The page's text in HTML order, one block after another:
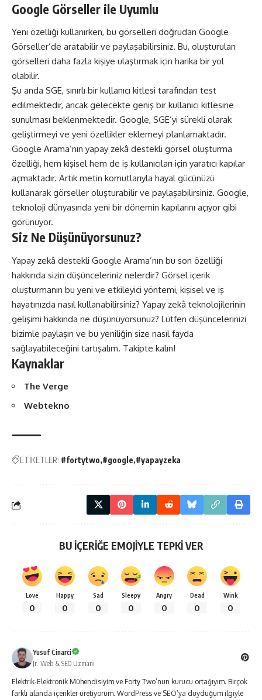
Google Görseller ile Uyumlu
Yeni özelliği kullanırken, bu görselleri doğrudan Google
Görseller’de aratabilir ve paylaşabilirsiniz. Bu, oluşturulan
görselleri daha fazla kişiye ulaştırmak için harika bir yol
olabilir.
Şu anda SGE, sınırlı bir kullanıcı kitlesi tarafından test
edilmektedir, ancak gelecekte geniş bir kullanıcı kitlesine
sunulması beklenmektedir. Google, SGE’yi sürekli olarak
geliştirmeyi ve yeni özellikler eklemeyi planlamaktadır.
Google Arama’nın yapay zekâ destekli görsel oluşturma
özelliği, hem kişisel hem de iş kullanıcıları için yaratıcı kapılar
açmaktadır. Artık metin komutlarıyla hayal gücünüzü
kullanarak görseller oluşturabilir ve paylaşabilirsiniz. Google,
teknoloji dünyasında yeni bir dönemin kapılarını açıyor gibi
görünüyor.
Siz Ne Düşünüyorsunuz?
Yapay zekâ destekli Google Arama’nın bu son özelliği
hakkında sizin düşünceleriniz nelerdir? Görsel içerik
oluşturmanın bu yeni ve etkileyici yöntemi, kişisel ve iş
hayatınızda nasıl kullanabilirsiniz? Yapay zekâ teknolojilerinin
gelişimi hakkında ne düşünüyorsunuz? Lütfen düşüncelerinizi
bizimle paylaşın ve bu yeniliğin size nasıl fayda
sağlayabileceğini tartışalım. Takipte kalın!
Kaynaklar
The Verge
Webtekno
ETİKETLER: #fortytwo #google #yapayzeka
BU İÇERİĞE EMOJİYLE TEPKİ VER
Love
0
Happy
0
Sad
0
Sleepy
0
Angry
0
Dead
0
Wink
0
Yusuf Cinarci
Jr. Web & SEO Uzmanı
Elektrik-Elektronik Mühendisiyim ve Forty Two’nun kurucu ortağıyım. Birçok
farklı alanda içerikler üretiyorum. WordPress ve SEO’ya duyduğum ilgiyle